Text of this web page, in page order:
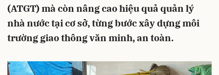
(ATGT) mà còn nâng cao hiệu quả quản lý
nhà nước tại cơ sở, từng bước xây dựng môi
trường giao thông văn minh, an toàn.